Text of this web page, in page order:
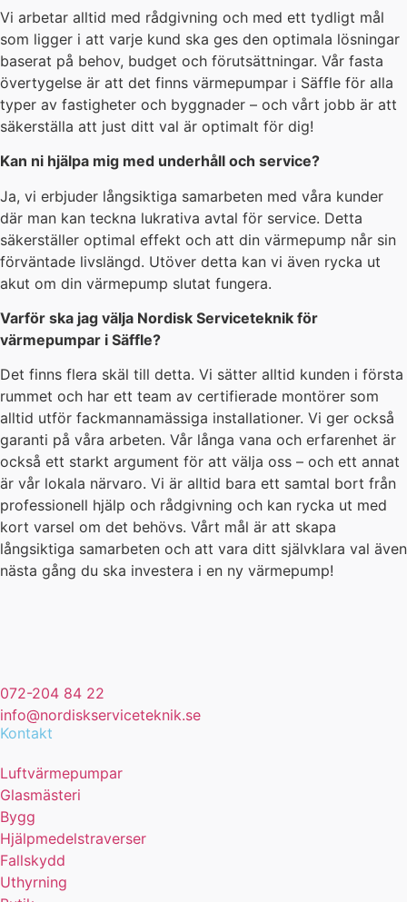
Vi arbetar alltid med rådgivning och med ett tydligt mål
som ligger i att varje kund ska ges den optimala lösningar
baserat på behov, budget och förutsättningar. Vår fasta
övertygelse är att det finns värmepumpar i Säffle för alla
typer av fastigheter och byggnader – och vårt jobb är att
säkerställa att just ditt val är optimalt för dig!
Kan ni hjälpa mig med underhåll och service?
Ja, vi erbjuder långsiktiga samarbeten med våra kunder
där man kan teckna lukrativa avtal för service. Detta
säkerställer optimal effekt och att din värmepump når sin
förväntade livslängd. Utöver detta kan vi även rycka ut
akut om din värmepump slutat fungera.
Varför ska jag välja Nordisk Serviceteknik för
värmepumpar i Säffle?
Det finns flera skäl till detta. Vi sätter alltid kunden i första
rummet och har ett team av certifierade montörer som
alltid utför fackmannamässiga installationer. Vi ger också
garanti på våra arbeten. Vår långa vana och erfarenhet är
också ett starkt argument för att välja oss – och ett annat
är vår lokala närvaro. Vi är alltid bara ett samtal bort från
professionell hjälp och rådgivning och kan rycka ut med
kort varsel om det behövs. Vårt mål är att skapa
långsiktiga samarbeten och att vara ditt självklara val även
nästa gång du ska investera i en ny värmepump!
072-204 84 22
info@nordiskserviceteknik.se
Kontakt
Luftvärmepumpar
Glasmästeri
Bygg
Hjälpmedelstraverser
Fallskydd
Uthyrning